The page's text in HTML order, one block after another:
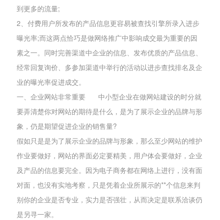
到更多的流量;
2、付费用户所发布的产品信息更容易被查找引擎所录入进步
曝光率;而这两点恰巧是做网络推广中影响成交最为重要的因
素之一。同时完善渠道中企业的信息、发布优质的产品信息、
经常回复询价、多参加渠道中举行的活动以进步查找排名及企
业的曝光率促进成交。
一、企业网站非常重要 中小型企业在做网站建设的时分就
要弄清楚你对网站的期待是什么，是为了展示企业的品牌与形
象，仍是期望促进企业的销售量?
假如只是是为了展示企业的品牌与形象，那么至少网站的维护
作业要做好，网站的界面必定要精美，用户体会要做好，企业
及产品的信息要完全。因为电子商务都在网络上进行，没有面
对面，也没有实地考察，只是凭着企业所展示的**个信息来判
别你的企业是否专业，实力是否强壮，从而决定是联系洽谈仍
是另寻一家。